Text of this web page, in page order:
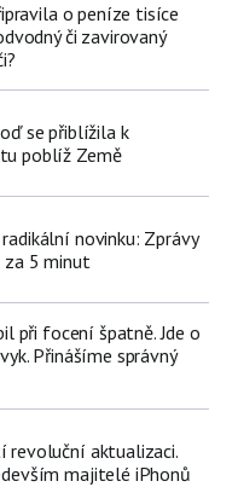
o peníze tisíce
či zavirovaný
se přiblížila k
poblíž Země
novinku: Zprávy
5 minut
při focení špatně. Jde o
Přinášíme správný
revoluční aktualizaci.
majitelé iPhonů